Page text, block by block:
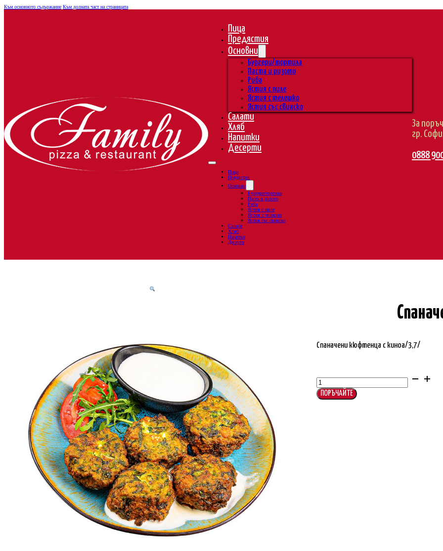
Към основното съдържание Към долната част на страницата
Пица
Предястия
Основни
Бургери/тортила
Паста и ризото
Риба
Ястия с пиле
Ястия с телешко
Ястия със свинско
Салати
Хляб
Напитки
Десерти
Пица
Предястия
Основни
Бургери/тортила
Паста и ризото
Риба
Ястия с пиле
Ястия с телешко
Ястия със свинско
Салати
Хляб
Напитки
Десерти
За
гр.
0888
Спаначени кюфтенца с киноа/3,7/
за
Спаначени
кюфтенца
с
ПОРЪЧАЙТЕ